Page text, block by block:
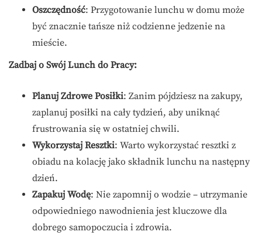
Oszczędność: Przygotowanie lunchu w domu może
być znacznie tańsze niż codzienne jedzenie na
mieście.
Zadbaj o Swój Lunch do Pracy:
Planuj Zdrowe Posiłki: Zanim pójdziesz na zakupy,
zaplanuj posiłki na cały tydzień, aby uniknąć
frustrowania się w ostatniej chwili.
Wykorzystaj Resztki: Warto wykorzystać resztki z
obiadu na kolację jako składnik lunchu na następny
dzień.
Zapakuj Wodę: Nie zapomnij o wodzie – utrzymanie
odpowiedniego nawodnienia jest kluczowe dla
dobrego samopoczucia i zdrowia.